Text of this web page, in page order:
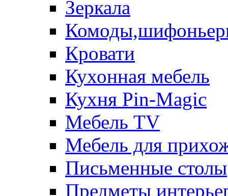
Зеркала
Кровати
Кухонная мебель
Кухня Pin-Magic
Мебель TV
Мебель для
Письменные столы
Предметы